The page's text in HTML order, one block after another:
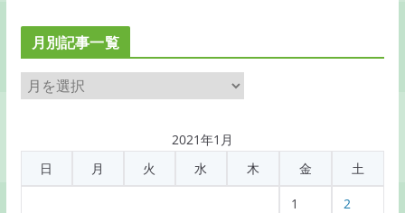
月別記事一覧
月
別
事
2021年1月
日
月 火 水 木 金 土
1 2